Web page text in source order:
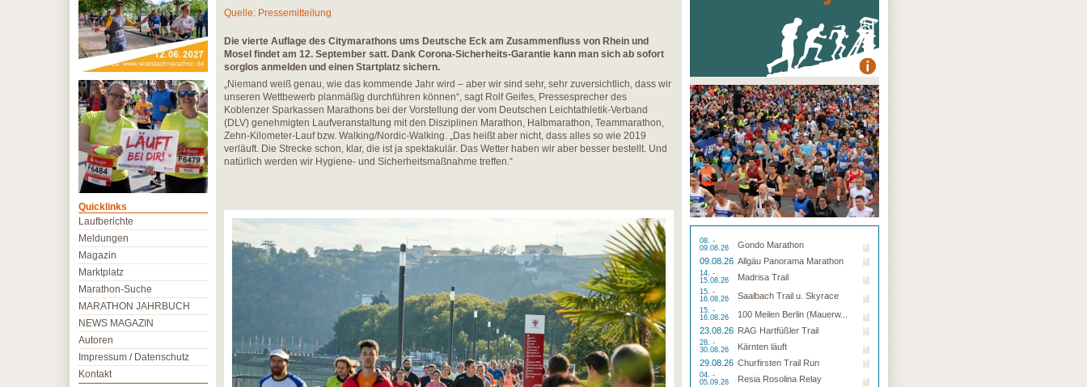
Quelle: Pressemitteilung
Die vierte Auflage des Citymarathons ums Deutsche Eck am Zusammenfluss von Rhein und
Mosel findet am 12. September satt. Dank Corona-Sicherheits-Garantie kann man sich ab sofort
sorglos anmelden und einen Startplatz sichern.
„Niemand weiß genau, wie das kommende Jahr wird – aber wir sind sehr, sehr zuversichtlich, dass wir
unseren Wettbewerb planmäßig durchführen können“, sagt Rolf Geifes, Pressesprecher des
Koblenzer Sparkassen Marathons bei der Vorstellung der vom Deutschen Leichtathletik-Verband
(DLV) genehmigten Laufveranstaltung mit den Disziplinen Marathon, Halbmarathon, Teammarathon,
Zehn-Kilometer-Lauf bzw. Walking/Nordic-Walking. „Das heißt aber nicht, dass alles so wie 2019
verläuft. Die Strecke schon, klar, die ist ja spektakulär. Das Wetter haben wir aber besser bestellt. Und
natürlich werden wir Hygiene- und Sicherheitsmaßnahme treffen.“
08. -
09.08.26
Gondo Marathon
09.08.26 Allgäu Panorama Marathon
14. -
15.08.26
Madrisa Trail
15. -
16.08.26
Saalbach Trail u. Skyrace
15. -
16.08.26
100 Meilen Berlin (Mauerw...
23.08.26 RAG Hartfüßler Trail
28. -
30.08.26
Kärnten läuft
29.08.26 Churfirsten Trail Run
04. -
05.09.26
Resia Rosolina Relay
Quicklinks
Laufberichte
Meldungen
Magazin
Marktplatz
Marathon-Suche
MARATHON JAHRBUCH
NEWS MAGAZIN
Autoren
Impressum / Datenschutz
Kontakt